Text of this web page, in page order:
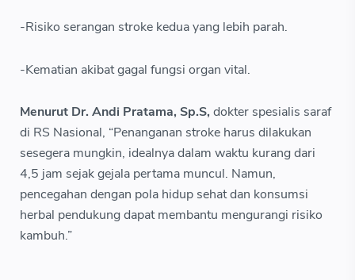
-Risiko serangan stroke kedua yang lebih parah.
-Kematian akibat gagal fungsi organ vital.
Menurut Dr. Andi Pratama, Sp.S, dokter spesialis saraf
di RS Nasional, “Penanganan stroke harus dilakukan
sesegera mungkin, idealnya dalam waktu kurang dari
4,5 jam sejak gejala pertama muncul. Namun,
pencegahan dengan pola hidup sehat dan konsumsi
herbal pendukung dapat membantu mengurangi risiko
kambuh.”